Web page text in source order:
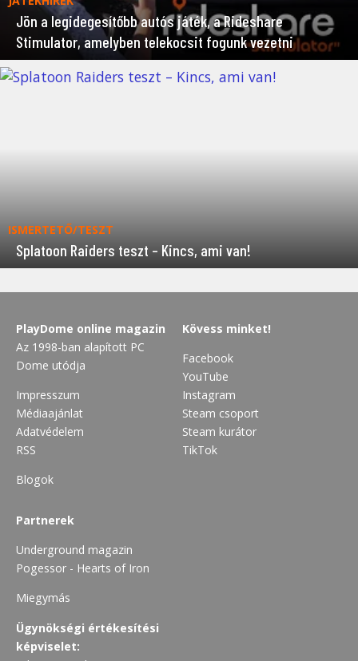
Jön a legidegesítőbb autós játék, a Rideshare
Stimulator, amelyben telekocsit fogunk vezetni
ISMERTETŐ/TESZT
Splatoon Raiders teszt – Kincs, ami van!
PlayDome online magazin
Az 1998-ban alapított PC
Dome utódja
Impresszum
Médiaajánlat
Adatvédelem
RSS
Blogok
Kövess minket!
Facebook
YouTube
Instagram
Steam csoport
Steam kurátor
TikTok
Partnerek
Underground magazin
Pogessor - Hearts of Iron
Miegymás
Ügynökségi értékesítési
képviselet: